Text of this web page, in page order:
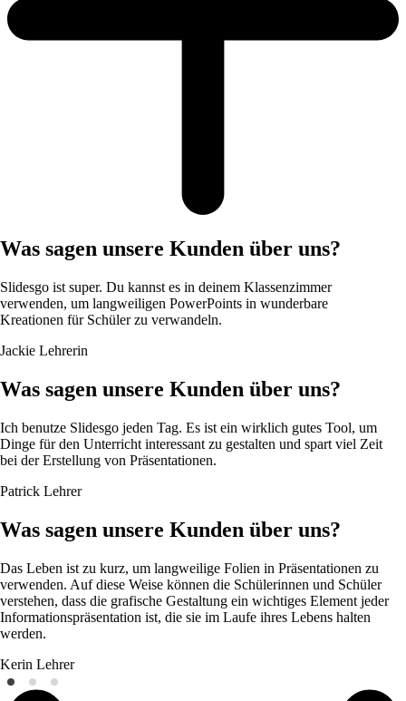
Was sagen unsere Kunden über uns?
Slidesgo ist super. Du kannst es in deinem Klassenzimmer
verwenden, um langweiligen PowerPoints in wunderbare
Kreationen für Schüler zu verwandeln.
Jackie Lehrerin
Was sagen unsere Kunden über uns?
Ich benutze Slidesgo jeden Tag. Es ist ein wirklich gutes Tool, um
Dinge für den Unterricht interessant zu gestalten und spart viel Zeit
bei der Erstellung von Präsentationen.
Patrick Lehrer
Was sagen unsere Kunden über uns?
Das Leben ist zu kurz, um langweilige Folien in Präsentationen zu
verwenden. Auf diese Weise können die Schülerinnen und Schüler
verstehen, dass die grafische Gestaltung ein wichtiges Element jeder
Informationspräsentation ist, die sie im Laufe ihres Lebens halten
werden.
Kerin Lehrer